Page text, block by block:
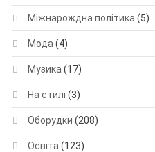
Міжнарождна політика (5)
Мода (4)
Музика (17)
На стилі (3)
Оборудки (208)
Освіта (123)